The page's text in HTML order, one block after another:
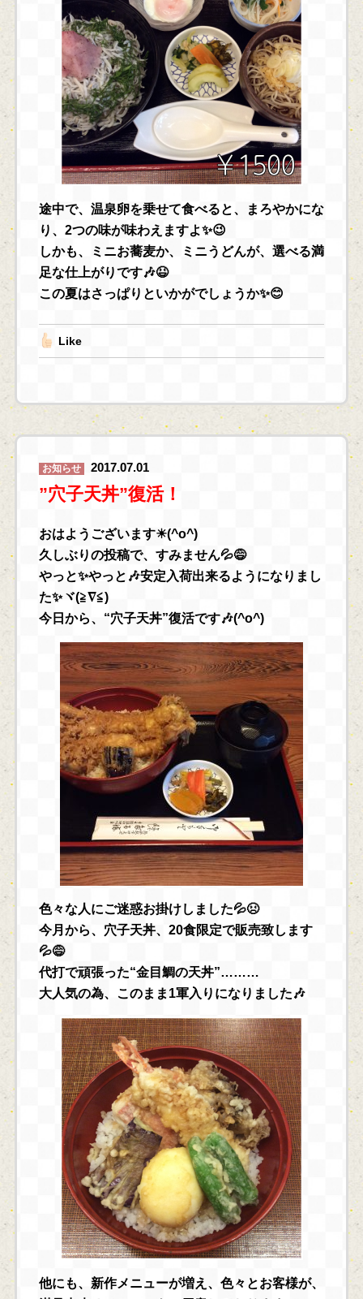
途中で、温泉卵を乗せて食べると、まろやかにな
り、2つの味が味わえますよ✨😉
しかも、ミニお蕎麦か、ミニうどんが、選べる満
足な仕上がりです🎶😆
この夏はさっぱりといかがでしょうか✨😊
Like
お知らせ 2017.07.01
”穴子天丼”復活！
おはようございます☀(^o^)
久しぶりの投稿で、すみません💦😅
やっと✨やっと🎶安定入荷出来るようになりまし
た✨ヾ(≧∇≦)
今日から、“穴子天丼”復活です🎶(^o^)
色々な人にご迷惑お掛けしました💦😣
今月から、穴子天丼、20食限定で販売致します
💦😅
代打で頑張った“金目鯛の天丼”………
大人気の為、このまま1軍入りになりました🎶
他にも、新作メニューが増え、色々とお客様が、